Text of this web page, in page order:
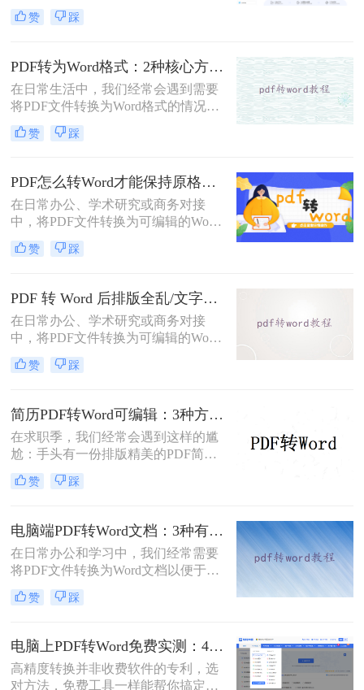
广受欢迎，但在某些情况下，我们可
能需要将其转换为DOC（Microsoft
那么pdf文件怎么转换成doc文件呢？
本文将介绍三种将PDF文件转换成
DOC文件的方法。
赞 踩
PDF转为Word格式：2种核心方法的适用场景和操作差异！
在日常生活中，我们经常会遇到需要
将PDF文件转换为Word格式的情况，
以便于编辑和修改文件内容。那么如
何将pdf转为word格式呢？本文将介绍
赞 踩
PDF怎么转Word才能保持原格式不变/版式不乱？3种专业有效方法全解析！
在日常办公、学术研究或商务对接
中，将PDF文件转换为可编辑的Word
文档是极高频的需求。但最令人头疼
的往往不是转换本身，而是转换后出
等“惨剧”。因此，很多人都在苦苦寻
找“PDF怎么转Word才能保持原格式
不变/版式不乱”的完美方案。
赞 踩
PDF 转 Word 后排版全乱/文字错位/串行/乱跑怎么办？3种高保真转换方法全解析
在日常办公、学术研究或商务对接
中，将PDF文件转换为可编辑的Word
文档是极高频的需求。但最令人头疼
的往往不是转换本身，而是转换后出
等“惨剧”。面对PDF 转 Word 后排版
全乱/文字错位/串行/乱跑怎么办这一
难题，很多人尝试了各种免费工具却
依然无法解决。
赞 踩
简历PDF转Word可编辑：3种方法保留排版不乱的实测！
在求职季，我们经常会遇到这样的尴
尬：手头有一份排版精美的PDF简
历，但招聘系统只允许上传Word格
式，或者HR希望能直接在简历上修
怎么转word简历的技巧就显得至关重
要。直接复制粘贴不仅会打乱排版，
还可能丢失关键信息。
赞 踩
电脑端PDF转Word文档：3种有效方法的具体操作步骤！
在日常办公和学习中，我们经常需要
将PDF文件转换为Word文档以便于编
辑和修改。那么电脑上pdf怎么转换成
word文档呢？本文将介绍三种将PDF
完成PDF到Word的转换。
赞 踩
电脑上PDF转Word免费实测：4个方案的转换效果和注意事项！
高精度转换并非收费软件的专利，选
对方法，免费工具一样能帮你搞定复